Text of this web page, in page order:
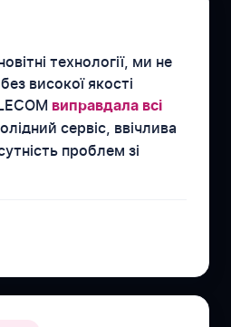
технології, ми не
високої якості
виправдала всі
сервіс, ввічлива
проблем зі